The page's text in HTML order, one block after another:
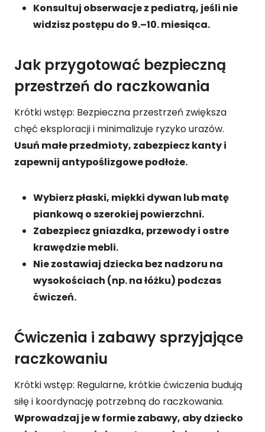
Konsultuj obserwacje z pediatrą, jeśli nie
widzisz postępu do 9.–10. miesiąca.
Jak przygotować bezpieczną
przestrzeń do raczkowania
Krótki wstęp: Bezpieczna przestrzeń zwiększa
chęć eksploracji i minimalizuje ryzyko urazów.
Usuń małe przedmioty, zabezpiecz kanty i
zapewnij antypoślizgowe podłoże.
Wybierz płaski, miękki dywan lub matę
piankową o szerokiej powierzchni.
Zabezpiecz gniazdka, przewody i ostre
krawędzie mebli.
Nie zostawiaj dziecka bez nadzoru na
wysokościach (np. na łóżku) podczas
ćwiczeń.
Ćwiczenia i zabawy sprzyjające
raczkowaniu
Krótki wstęp: Regularne, krótkie ćwiczenia budują
siłę i koordynację potrzebną do raczkowania.
Wprowadzaj je w formie zabawy, aby dziecko